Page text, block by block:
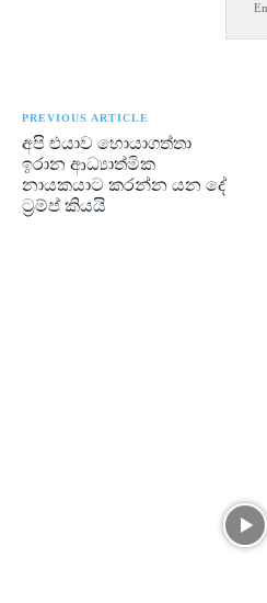
PREVIOUS ARTICLE
අපි එයාව හොයාගත්තා
ඉරාන ආධ්‍යාත්මික
නායකයාට කරන්න යන දේ
ට්‍රම්ප් කියයි